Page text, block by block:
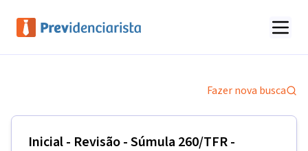
Fazer nova busca
Inicial - Revisão - Súmula 260/TFR -